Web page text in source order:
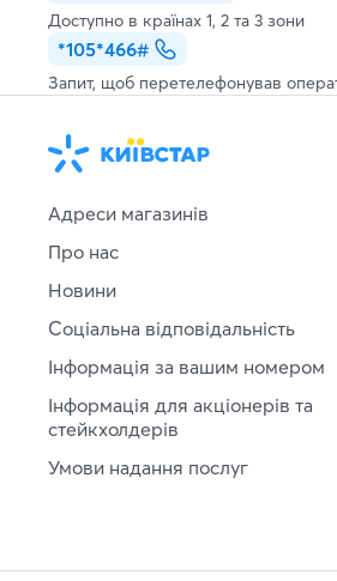
Доступно в країнах 1, 2 та 3 зони
*105*466#
Запит, щоб перетелефонував
Адреси магазинів
Про нас
Новини
Соціальна відповідальність
Інформація за вашим номером
Інформація для акціонерів та
стейкхолдерів
Умови надання послуг